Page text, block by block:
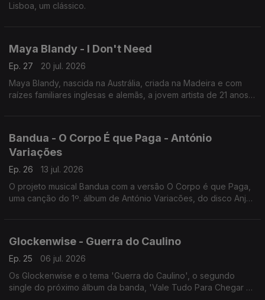
Lisboa, um clássico.
Maya Blandy - I Don't Need
Ep. 27
20 jul. 2026
Maya Blandy, nascida na Austrália, criada na Madeira e com
raízes familiares inglesas e alemãs, a jovem artista de 21 anos
Bandua - O Corpo É que Paga - António
Variações
Ep. 26
13 jul. 2026
O projeto musical Bandua com a versão O Corpo é que Paga,
uma canção do 1º. álbum de António Variacões, do disco Anjo
Glockenwise - Guerra do Caulino
Ep. 25
06 jul. 2026
Os Glockenwise e o tema 'Guerra do Caulino', o segundo
single do próximo álbum da banda, 'Vale Tudo Para Chegar a